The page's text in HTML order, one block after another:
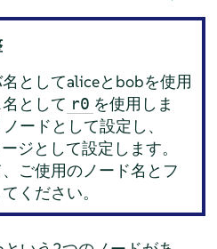
としてaliceとbobを使用
として r0 を使用しま
ードとして設定し、
ジとして設定します。
ご使用のノード名とフ
ください。